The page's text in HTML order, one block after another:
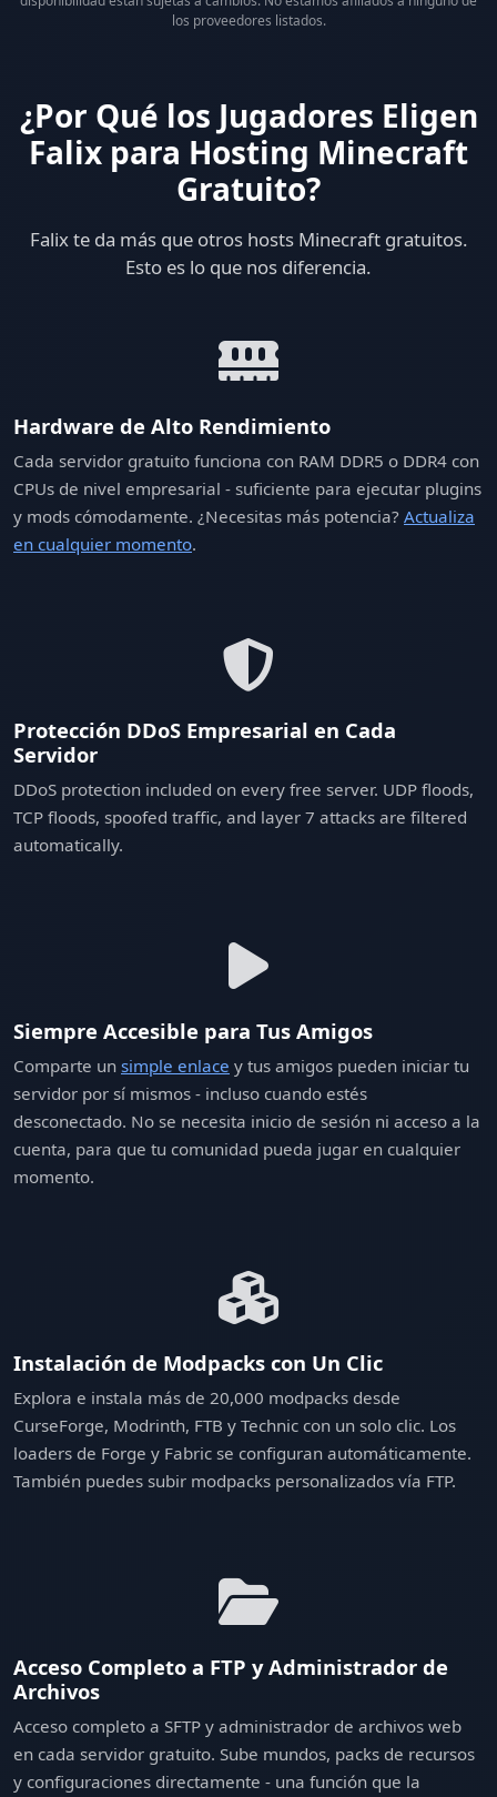
los proveedores listados.
¿Por Qué los Jugadores Eligen
Falix para Hosting Minecraft
Gratuito?
Falix te da más que otros hosts Minecraft gratuitos.
Esto es lo que nos diferencia.
Hardware de Alto Rendimiento
Cada servidor gratuito funciona con RAM DDR5 o DDR4 con
CPUs de nivel empresarial - suficiente para ejecutar plugins
y mods cómodamente. ¿Necesitas más potencia? Actualiza
en cualquier momento.
Protección DDoS Empresarial en Cada
Servidor
DDoS protection included on every free server. UDP floods,
TCP floods, spoofed traffic, and layer 7 attacks are filtered
automatically.
Siempre Accesible para Tus Amigos
Comparte un simple enlace y tus amigos pueden iniciar tu
servidor por sí mismos - incluso cuando estés
desconectado. No se necesita inicio de sesión ni acceso a la
cuenta, para que tu comunidad pueda jugar en cualquier
momento.
Instalación de Modpacks con Un Clic
Explora e instala más de 20,000 modpacks desde
CurseForge, Modrinth, FTB y Technic con un solo clic. Los
loaders de Forge y Fabric se configuran automáticamente.
También puedes subir modpacks personalizados vía FTP.
Acceso Completo a FTP y Administrador de
Archivos
Acceso completo a SFTP y administrador de archivos web
en cada servidor gratuito. Sube mundos, packs de recursos
y configuraciones directamente - una función que la